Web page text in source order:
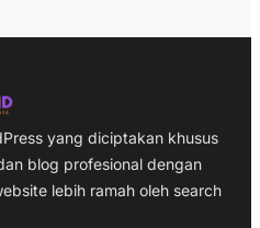
yang diciptakan khusus
blog profesional dengan
lebih ramah oleh search